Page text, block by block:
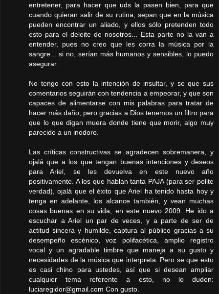
entretener, para hacer que uds la pasen bien, para que
cuando quieran salir de su rutina, sepan que en la música
pueden encontrar un aliado, y ellos sólo pretenden todo
esto para el deleite de nosotros... Esta parte no la van a
entender, pues no creo que les corra la música por la
sangre... si no, serían más humanos y sensibles, lo puedo
asegurar.
No tengo con esto la intención de insultar, y se que sus
comentarios seguirán con tendencia a empeorar, y que son
capaces de alimentarse con mis palabras para tratar de
hacer más daño, pero gracias a Dios tenemos un filtro para
que lo que digan muera donde tiene que morir, algo muy
parecido a un inodoro.
Las críticas constructivas se agradecen sobremanera, y
ojalá que a los que tengan buenas intenciones y deseos
para Ariel, se les devuelva en este nuevo año
positivamente. A los que hablan tanta PAJA (para ser polite
verdad), ojalá que el éxito que Ariel ha tenido hasta hoy y
tenga en adelante, los alcance también, y vean muchas
cosas buenas en su vida, en este nuevo 2009. He ido a
escuchar a Ariel un par de veces, y a parte de ser de
actitud sincera y humilde, captura al público gracias a su
desempeño escénico, voz polifacética, amplio registro
vocal y un agradable timbre que maneja a su gusto y
necesidades de la música que interpreta. Pero se que esto
es casi chino para ustedes, así que si desean ampliar
cualquier tema referente a esto, no lo duden:
luciaregidor@gmail.com Con gusto.